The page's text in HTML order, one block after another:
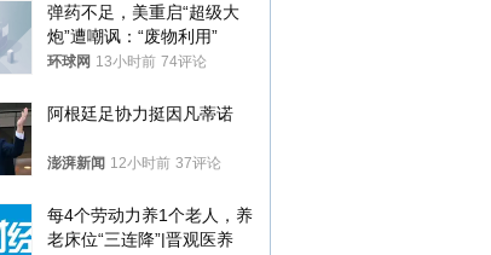
弹药不足，美重启“超级大
炮”遭嘲讽：“废物利用”
环球网 13小时前 74评论
阿根廷足协力挺因凡蒂诺
澎湃新闻 12小时前 37评论
每4个劳动力养1个老人，养
老床位“三连降”|晋观医养